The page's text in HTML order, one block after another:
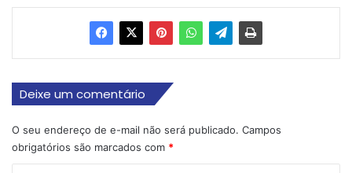
Deixe um comentário
O seu endereço de e-mail não será publicado. Campos
obrigatórios são marcados com *